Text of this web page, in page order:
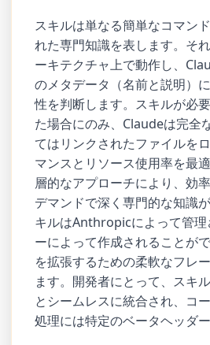
スキルは単なる簡単なコマン
れた専門知識を表します。そ
ーキテクチャ上で動作し、
のメタデータ（名前と説明）
性を判断します。スキルが必
た場合にのみ、Claudeは完全
てはリンクされたファイルを
マンスとリソース使用率を最
層的なアプローチにより、効
デマンドで深く専門的な知識
キルはAnthropicによって管
ーによって作成されることが
を拡張するための柔軟なフレ
ます。開発者にとって、スキ
とシームレスに統合され、コ
処理には特定のベータヘッダー